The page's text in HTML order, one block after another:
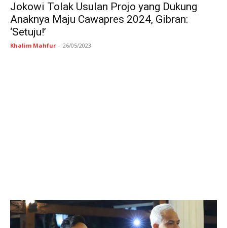
Jokowi Tolak Usulan Projo yang Dukung
Anaknya Maju Cawapres 2024, Gibran:
‘Setuju!’
Khalim Mahfur - 26/05/2023